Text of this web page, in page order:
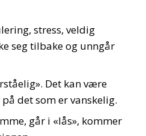
stress, veldig
seg tilbake og unngår
Det kan være
det som er vanskelig.
går i «lås», kommer